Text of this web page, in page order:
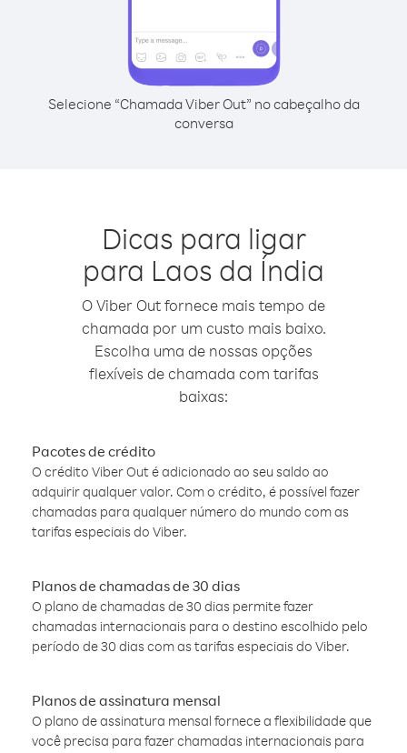
Selecione “Chamada Viber Out” no cabeçalho da
conversa
Dicas para ligar
para Laos da Índia
O Viber Out fornece mais tempo de
chamada por um custo mais baixo.
Escolha uma de nossas opções
flexíveis de chamada com tarifas
baixas:
Pacotes de crédito
O crédito Viber Out é adicionado ao seu saldo ao
adquirir qualquer valor. Com o crédito, é possível fazer
chamadas para qualquer número do mundo com as
tarifas especiais do Viber.
Planos de chamadas de 30 dias
O plano de chamadas de 30 dias permite fazer
chamadas internacionais para o destino escolhido pelo
período de 30 dias com as tarifas especiais do Viber.
Planos de assinatura mensal
O plano de assinatura mensal fornece a flexibilidade que
você precisa para fazer chamadas internacionais para